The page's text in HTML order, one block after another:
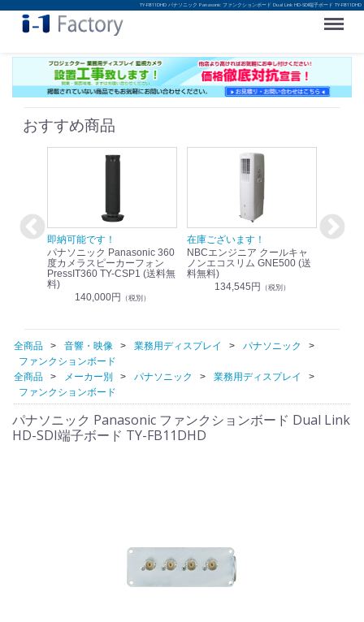
TY-FB11DHD パナソニック Panasonic ファンクションボード Dual Link HD-SDI端子ボード TY-FB11DHD
Menu
おすすめ商品
即納可能です！
パナソニック Panasonic 360
度カメラスピーカーフォン
PressIT360 TY-CSP1 (送料無
料)
140,000円 （税別）
在庫ございます！
NBCエンジニア クールキャ
ノンエコスリム GNE500 (送
料無料)
134,545円 （税別）
即納可
全商品 音響・映像 業務用ディスプレイ
パナソニック
ファンクションボード
全商品
メーカー別 パナソニック
業務用ディスプレイ
ファンクションボード
パナソニック Panasonic ファンクションボード Dual Link
HD-SDI端子ボード TY-FB11DHD